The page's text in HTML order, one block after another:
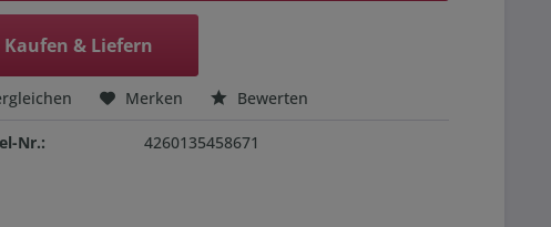
Kaufen & Liefern
Merken Bewerten
Nr.: 4260135458671